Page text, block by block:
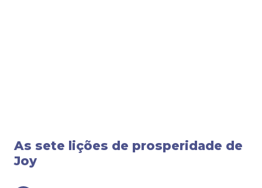
As sete lições de prosperidade de
Joy